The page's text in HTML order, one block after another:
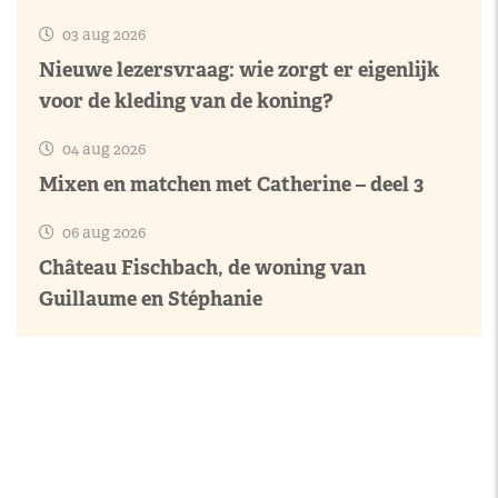
03 aug 2026
Nieuwe lezersvraag: wie zorgt er eigenlijk
voor de kleding van de koning?
04 aug 2026
Mixen en matchen met Catherine – deel 3
06 aug 2026
Château Fischbach, de woning van
Guillaume en Stéphanie